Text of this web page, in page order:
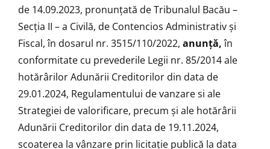
de 14.09.2023, pronunţată de Tribunalul Bacău –
Secţia II – a Civilă, de Contencios Administrativ şi
Fiscal, în dosarul nr. 3515/110/2022, anunţă,în
conformitate cu prevederile Legii nr. 85/2014 ale
hotărârilor Adunării Creditorilor din data de
29.01.2024, Regulamentului de vanzare si ale
Strategiei de valorificare, precum și ale hotărârii
Adunării Creditorilor din data de 19.11.2024,
scoaterea la vânzare prin licitaţie publică la data